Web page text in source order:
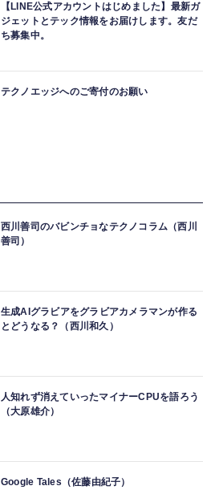
【LINE公式アカウントはじめました】最新ガ
ジェットとテック情報をお届けします。友だ
ち募集中。
テクノエッジへのご寄付のお願い
西川善司のバビンチョなテクノコラム（西川
善司）
生成AIグラビアをグラビアカメラマンが作る
とどうなる？（西川和久）
人知れず消えていったマイナーCPUを語ろう
（大原雄介）
Google Tales（佐藤由紀子）